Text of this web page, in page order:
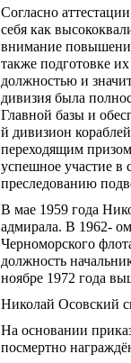
Согласно
себя как
внимание
также подготовке
должностью и
дивизия была
Главной базы и
й дивизион
переходящим
успешное участие в
преследованию
В мае 1959 года
адмирала. В 1962-
Черноморского
должность
ноябре 1972 года
Николай Осовский
На основании
посмертно